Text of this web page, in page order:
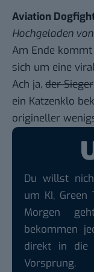
Aviation
Hochgeladen von
Am Ende
sich um eine
Ach ja, der Sieger
ein Katzenklo
origineller
Du willst
um KI, Green
Morgen
bekommen
direkt in die
Vorsprung.